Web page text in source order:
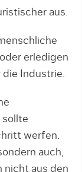
aus.
erledigen
Industrie.
sollte
werfen.
auch,
nicht aus den